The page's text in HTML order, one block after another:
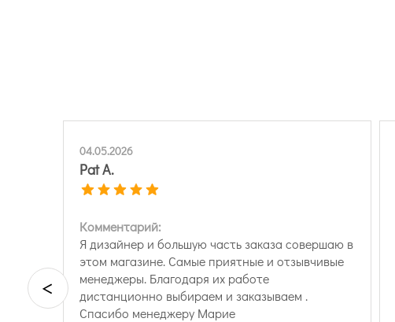
04.05.2026
Pat A.
Комментарий:
Я дизайнер и большую часть заказа совершаю в
этом магазине. Самые приятные и отзывчивые
менеджеры. Благодаря их работе
дистанционно выбираем и заказываем .
Спасибо менеджеру Марие
<